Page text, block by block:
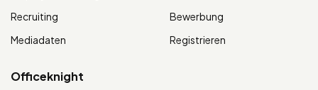
Recruiting
Mediadaten
Bewerbung
Registrieren
Officeknight